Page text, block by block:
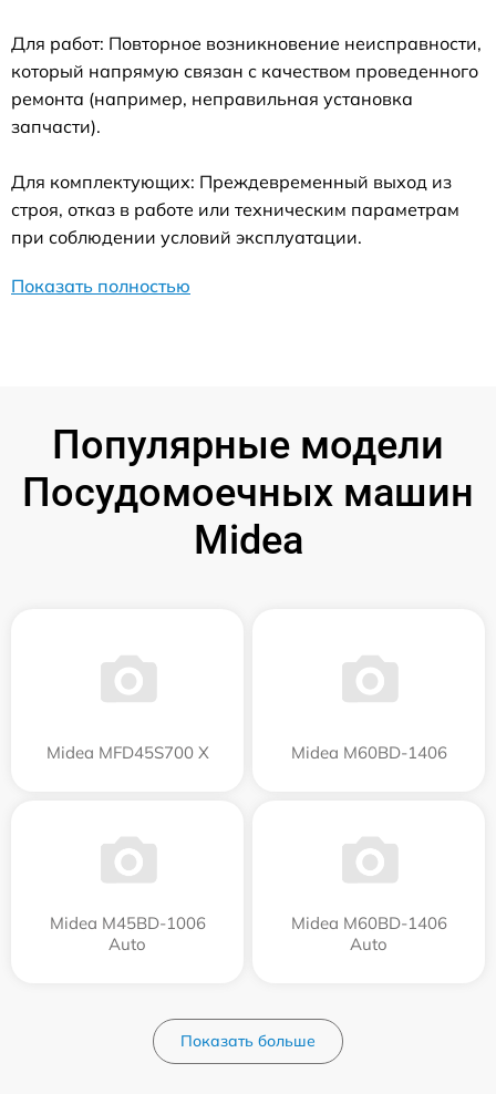
Для работ: Повторное возникновение неисправности,
который напрямую связан с качеством проведенного
ремонта (например, неправильная установка
запчасти).
Для комплектующих: Преждевременный выход из
строя, отказ в работе или техническим параметрам
при соблюдении условий эксплуатации.
Показать полностью
Популярные модели
Посудомоечных машин
Midea
Midea MFD45S700 X Midea M60BD-1406
Midea M45BD-1006
Auto
Midea M60BD-1406
Auto
Показать больше